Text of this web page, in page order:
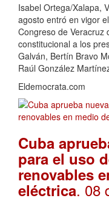
Isabel Ortega/Xalapa,
agosto entró en vigor
Congreso de Veracruz
constitucional a los
Galván, Bertín Bravo
Raúl González
Eldemocrata.com
Cuba
para el uso
renovables
eléctrica. 08